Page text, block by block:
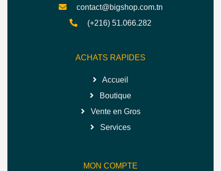
contact@bigshop.com.tn
(+216) 51.066.282
ACHATS RAPIDES
Accueil
Boutique
Vente en Gros
Services
MON COMPTE